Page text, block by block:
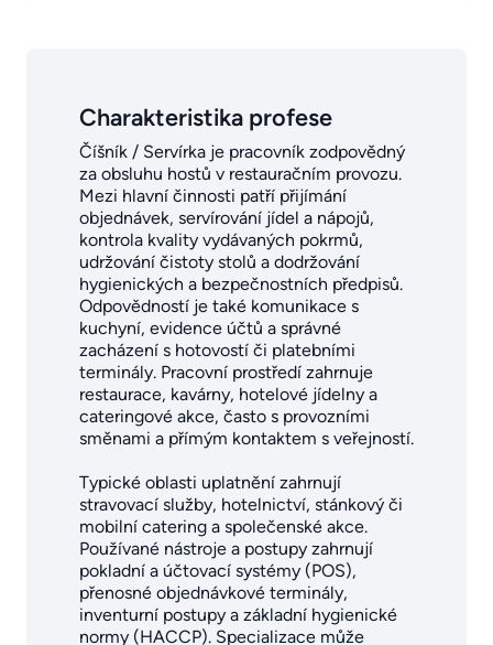
Charakteristika profese
Číšník / Servírka je pracovník zodpovědný
za obsluhu hostů v restauračním provozu.
Mezi hlavní činnosti patří přijímání
objednávek, servírování jídel a nápojů,
kontrola kvality vydávaných pokrmů,
udržování čistoty stolů a dodržování
hygienických a bezpečnostních předpisů.
Odpovědností je také komunikace s
kuchyní, evidence účtů a správné
zacházení s hotovostí či platebními
terminály. Pracovní prostředí zahrnuje
restaurace, kavárny, hotelové jídelny a
cateringové akce, často s provozními
směnami a přímým kontaktem s veřejností.
Typické oblasti uplatnění zahrnují
stravovací služby, hotelnictví, stánkový či
mobilní catering a společenské akce.
Používané nástroje a postupy zahrnují
pokladní a účtovací systémy (POS),
přenosné objednávkové terminály,
inventurní postupy a základní hygienické
normy (HACCP). Specializace může